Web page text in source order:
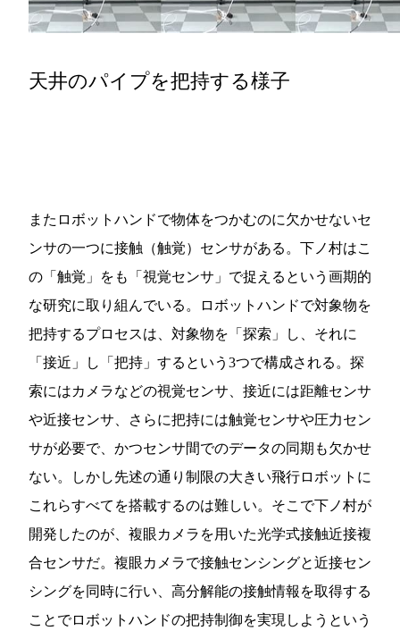
天井のパイプを把持する様子
またロボットハンドで物体をつかむのに欠かせないセ
ンサの一つに接触（触覚）センサがある。下ノ村はこ
の「触覚」をも「視覚センサ」で捉えるという画期的
な研究に取り組んでいる。ロボットハンドで対象物を
把持するプロセスは、対象物を「探索」し、それに
「接近」し「把持」するという3つで構成される。探
索にはカメラなどの視覚センサ、接近には距離センサ
や近接センサ、さらに把持には触覚センサや圧力セン
サが必要で、かつセンサ間でのデータの同期も欠かせ
ない。しかし先述の通り制限の大きい飛行ロボットに
これらすべてを搭載するのは難しい。そこで下ノ村が
開発したのが、複眼カメラを用いた光学式接触近接複
合センサだ。複眼カメラで接触センシングと近接セン
シングを同時に行い、高分解能の接触情報を取得する
ことでロボットハンドの把持制御を実現しようという